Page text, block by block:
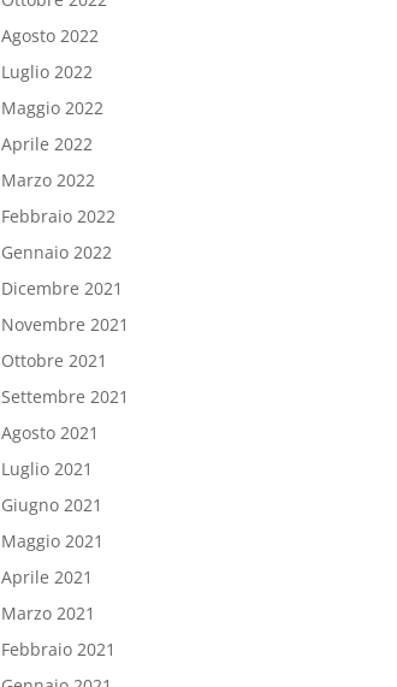
Agosto 2022
Luglio 2022
Maggio 2022
Aprile 2022
Marzo 2022
Febbraio 2022
Gennaio 2022
Dicembre 2021
Novembre 2021
Ottobre 2021
Settembre 2021
Agosto 2021
Luglio 2021
Giugno 2021
Maggio 2021
Aprile 2021
Marzo 2021
Febbraio 2021